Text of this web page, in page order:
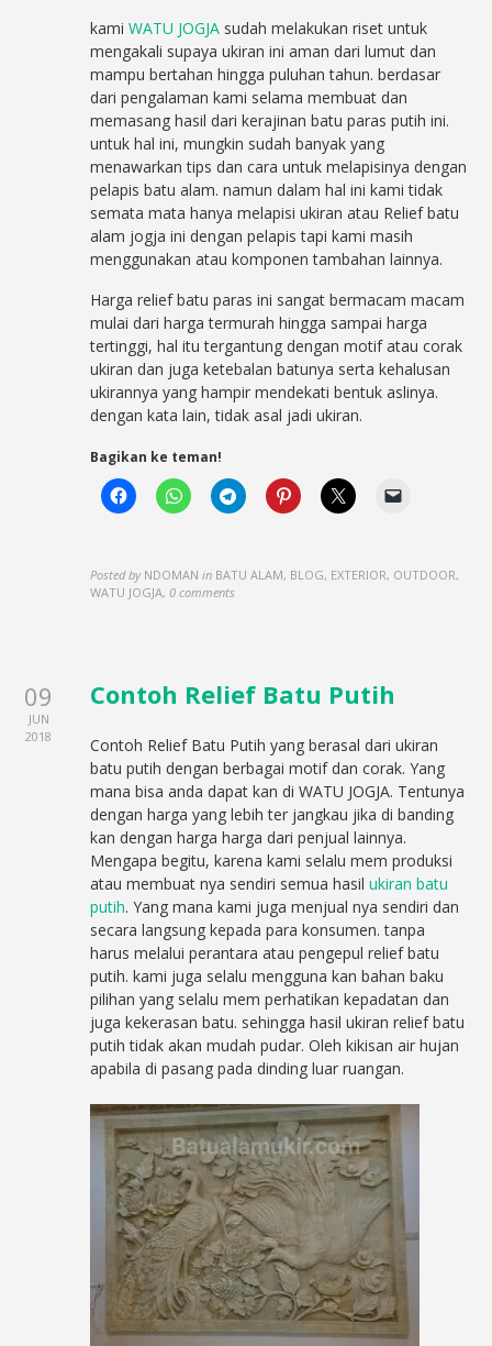
kamiWATU JOGJA sudah melakukan riset untuk
mengakali supaya ukiran ini aman dari lumut dan
mampu bertahan hingga puluhan tahun. berdasar
dari pengalaman kami selama membuat dan
memasang hasil dari kerajinan batu paras putih ini.
untuk hal ini, mungkin sudah banyak yang
menawarkan tips dan cara untuk melapisinya dengan
pelapis batu alam. namun dalam hal ini kami tidak
semata mata hanya melapisi ukiran atau Relief batu
alam jogja ini dengan pelapis tapi kami masih
menggunakan atau komponen tambahan lainnya.
Harga relief batu paras ini sangat bermacam macam
mulai dari harga termurah hingga sampai harga
tertinggi, hal itu tergantung dengan motif atau corak
ukiran dan juga ketebalan batunya serta kehalusan
ukirannya yang hampir mendekati bentuk aslinya.
dengan kata lain, tidak asal jadi ukiran.
Bagikan ke teman!
Posted by NDOMAN in BATU ALAM, BLOG, EXTERIOR, OUTDOOR,
WATU JOGJA,0 comments
09
JUN
2018
Contoh Relief Batu Putih
Contoh Relief Batu Putih yang berasal dari ukiran
batu putih dengan berbagai motif dan corak. Yang
mana bisa anda dapat kan di WATU JOGJA. Tentunya
dengan harga yang lebih ter jangkau jika di banding
kan dengan harga harga dari penjual lainnya.
Mengapa begitu, karena kami selalu mem produksi
atau membuat nya sendiri semua hasilukiran batu
putih. Yang mana kami juga menjual nya sendiri dan
secara langsung kepada para konsumen. tanpa
harus melalui perantara atau pengepul relief batu
putih. kami juga selalu mengguna kan bahan baku
pilihan yang selalu mem perhatikan kepadatan dan
juga kekerasan batu. sehingga hasil ukiran relief batu
putih tidak akan mudah pudar. Oleh kikisan air hujan
apabila di pasang pada dinding luar ruangan.